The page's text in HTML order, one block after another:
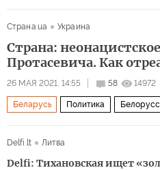
Страна.ua
Украина
Страна:
Протасевича. Как
26 МАЯ 2021, 14:55 58 14972
Беларусь Политика
Delfi.lt
Литва
Delfi: Тихановская ищет